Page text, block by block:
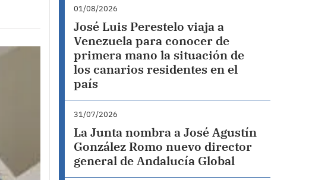
01/08/2026
José Luis Perestelo viaja a
Venezuela para conocer de
primera mano la situación de
los canarios residentes en el
país
31/07/2026
La Junta nombra a José Agustín
González Romo nuevo director
general de Andalucía Global